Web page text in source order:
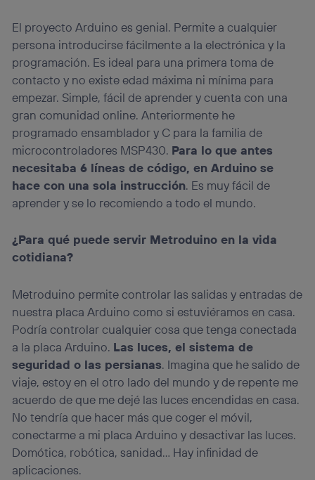
El proyecto Arduino es genial. Permite a cualquier
persona introducirse fácilmente a la electrónica y la
programación. Es ideal para una primera toma de
contacto y no existe edad máxima ni mínima para
empezar. Simple, fácil de aprender y cuenta con una
gran comunidad online. Anteriormente he
programado ensamblador y C para la familia de
microcontroladores MSP430. Para lo que antes
necesitaba 6 líneas de código, en Arduino se
hace con una sola instrucción. Es muy fácil de
aprender y se lo recomiendo a todo el mundo.
¿Para qué puede servir Metroduino en la vida
cotidiana?
Metroduino permite controlar las salidas y entradas de
nuestra placa Arduino como si estuviéramos en casa.
Podría controlar cualquier cosa que tenga conectada
a la placa Arduino. Las luces, el sistema de
seguridad o las persianas. Imagina que he salido de
viaje, estoy en el otro lado del mundo y de repente me
acuerdo de que me dejé las luces encendidas en casa.
No tendría que hacer más que coger el móvil,
conectarme a mi placa Arduino y desactivar las luces.
Domótica, robótica, sanidad… Hay infinidad de
aplicaciones.